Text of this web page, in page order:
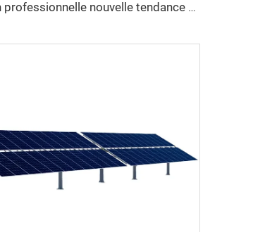
Fabrication professionnelle nouvelle tendance kit de suiveur solaire 1MW à un axe lourd en acier système de suivi solaire uniaxial découpe sur mesure